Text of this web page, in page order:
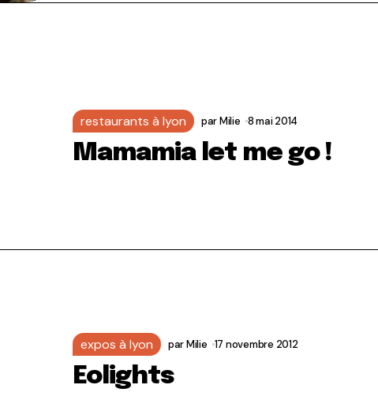
restaurants à lyon parMilie 8 mai 2014
Mamamia let me go !
expos à lyon parMilie 17 novembre 2012
Eolights